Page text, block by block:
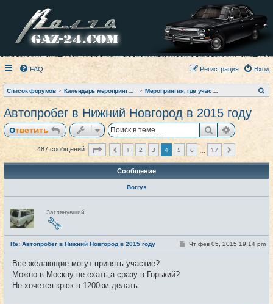
FAQ Вход
Регистрация
Список форумов
о
Автопробег в Нижний Новгород в 2015 году
Ответить Поиск
487 сообщений Страница из
Пред.
1 2 3 4 5 6 17
Сообщение
Borrys
Н
е
в
с
е
т
и
Заглянувший
Re: Автопробег в Нижний Новгород в 2015 году #91
СЧт фев 05, 2015 19:14 pm
Все желающие могут принять участие?
Можно в Москву не ехать,а сразу в Горький?
Не хочется крюк в 1200км делать.